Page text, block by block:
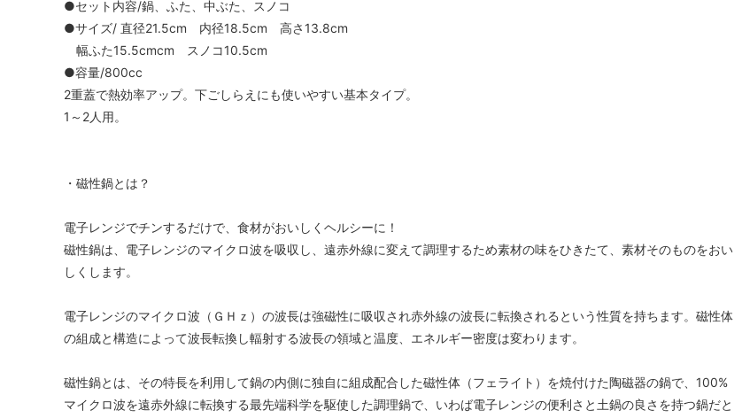
●セット内容/鍋、ふた、中ぶた、スノコ
●サイズ/ 直径21.5cm 内径18.5cm 高さ13.8cm
幅ふた15.5cmcm スノコ10.5cm
●容量/800cc
2重蓋で熱効率アップ。下ごしらえにも使いやすい基本タイプ。
1～2人用。
・磁性鍋とは？
電子レンジでチンするだけで、食材がおいしくヘルシーに！
磁性鍋は、電子レンジのマイクロ波を吸収し、遠赤外線に変えて調理するため素材の味をひきたて、素材そのものをおい
しくします。
電子レンジのマイクロ波（ＧＨｚ）の波長は強磁性に吸収され赤外線の波長に転換されるという性質を持ちます。磁性体
の組成と構造によって波長転換し輻射する波長の領域と温度、エネルギー密度は変わります。
磁性鍋とは、その特長を利用して鍋の内側に独自に組成配合した磁性体（フェライト）を焼付けた陶磁器の鍋で、100%
マイクロ波を遠赤外線に転換する最先端科学を駆使した調理鍋で、いわば電子レンジの便利さと土鍋の良さを持つ鍋だと